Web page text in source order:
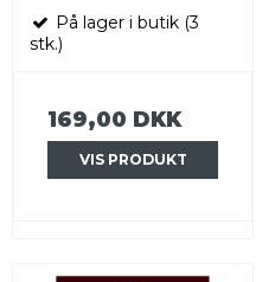
På lager i butik (3
stk.)
169,00 DKK
VIS PRODUKT